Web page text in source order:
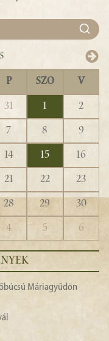
P SZO V
31 1
2
7 8
9
14 15
16
21 22
23
28 29
30
4 5 6
Máriagyűdön